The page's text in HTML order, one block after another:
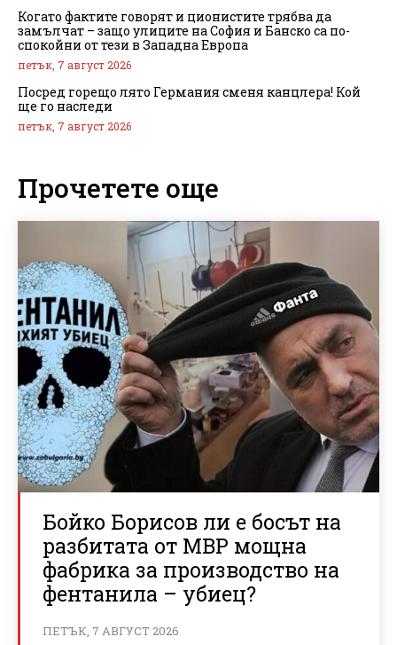
Когато фактите говорят и ционистите трябва да
замълчат – защо улиците на София и Банско са по-
спокойни от тези в Западна Европа
петък, 7 август 2026
Посред горещо лято Германия сменя канцлера! Кой
ще го наследи
петък, 7 август 2026
Прочетете още
Бойко Борисов ли е босът на
разбитата от МВР мощна
фабрика за производство на
фентанила – убиец?
ПЕТЪК, 7 АВГУСТ 2026